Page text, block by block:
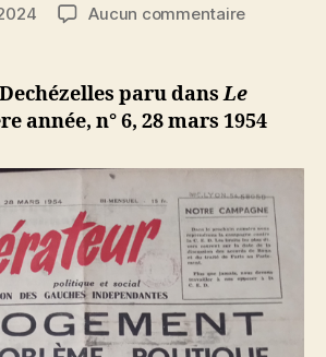
de
N
ji
b
Aucun commentairesur
les
peuples
coloniaux
doivent
lutter
ensemble
paru dansLe
année, n° 6, 28 mars 1954